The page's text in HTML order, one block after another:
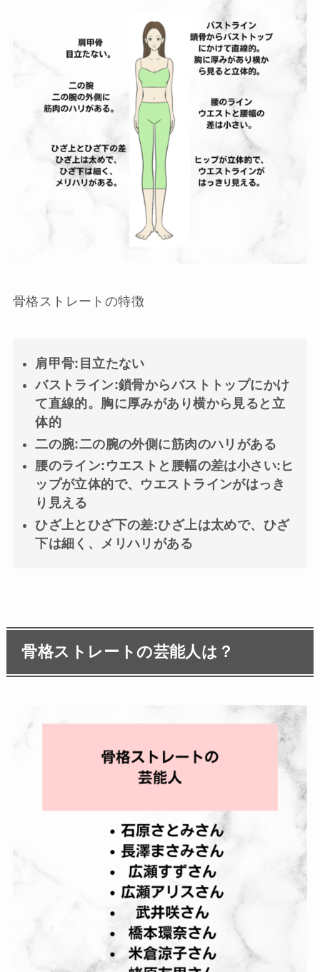
骨格ストレートの特徴
肩甲骨:目立たない
バストライン:鎖骨からバストトップにかけ
て直線的。胸に厚みがあり横から見ると立
体的
二の腕:二の腕の外側に筋肉のハリがある
腰のライン:ウエストと腰幅の差は小さい:ヒ
ップが立体的で、ウエストラインがはっき
り見える
ひざ上とひざ下の差:ひざ上は太めで、ひざ
下は細く、メリハリがある
骨格ストレートの芸能人は？